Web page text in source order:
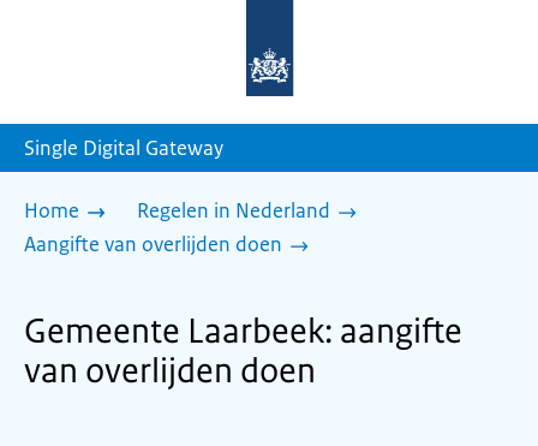
homepage
Single Digital Gateway
Home
Regelen in Nederland
Aangifte van overlijden doen
Gemeente Laarbeek: aangifte
van overlijden doen